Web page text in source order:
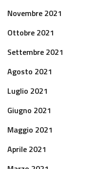
Novembre 2021
Ottobre 2021
Settembre 2021
Agosto 2021
Luglio 2021
Giugno 2021
Maggio 2021
Aprile 2021